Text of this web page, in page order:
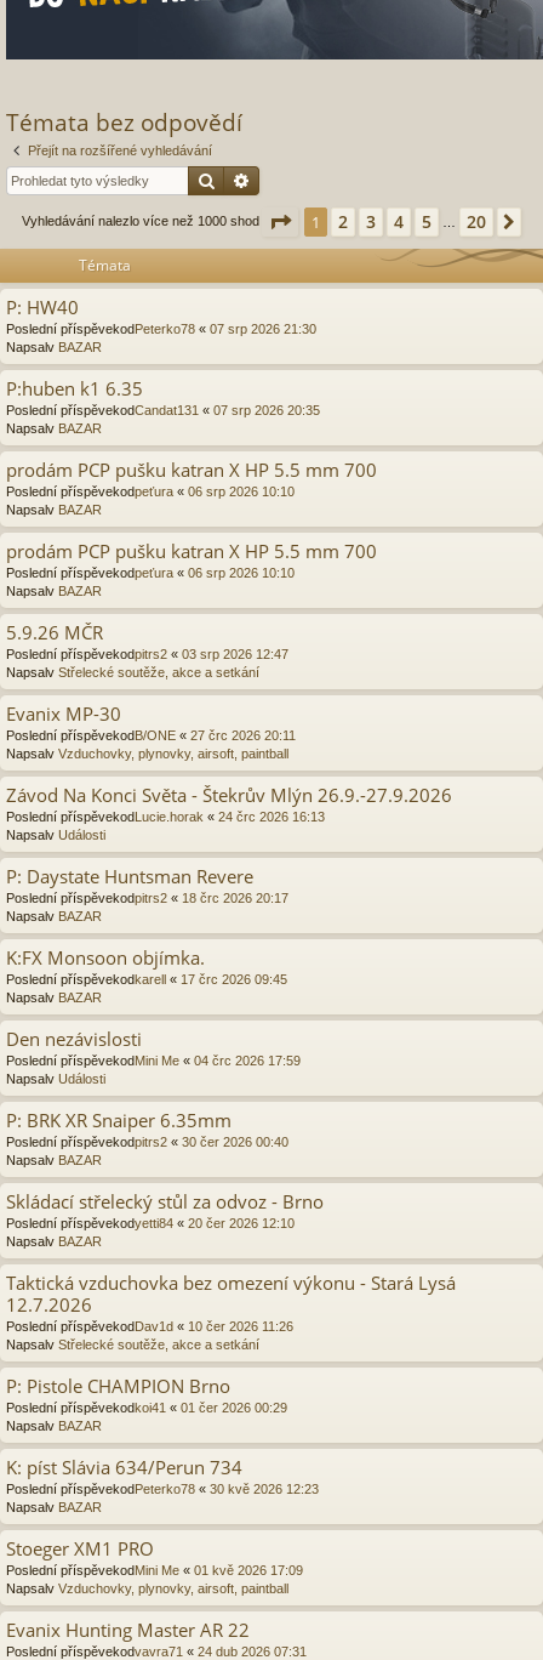
Témata bez odpovědí
Přejít na rozšířené vyhledávání
Hledat
Vyhledávání nalezlo více než 1000 shod Stránka 1z 20
1 2 3 4 5 20
Témata
P: HW40
Poslední příspěvekodPeterko78 « 07 srp 2026 21:30
Napsalv BAZAR
P:huben k1 6.35
Poslední příspěvekodCandat131 « 07 srp 2026 20:35
Napsalv BAZAR
prodám PCP pušku katran X HP 5.5 mm 700
Poslední příspěvekodpeťura « 06 srp 2026 10:10
Napsalv BAZAR
prodám PCP pušku katran X HP 5.5 mm 700
Poslední příspěvekodpeťura « 06 srp 2026 10:10
Napsalv BAZAR
5.9.26 MČR
Poslední příspěvekodpitrs2 « 03 srp 2026 12:47
Napsalv Střelecké soutěže, akce a setkání
Evanix MP-30
Poslední příspěvekodB/ONE « 27 črc 2026 20:11
Napsalv Vzduchovky, plynovky, airsoft, paintball
Závod Na Konci Světa - Štekrův Mlýn 26.9.-27.9.2026
Poslední příspěvekodLucie.horak « 24 črc 2026 16:13
Napsalv Události
P: Daystate Huntsman Revere
Poslední příspěvekodpitrs2 « 18 črc 2026 20:17
Napsalv BAZAR
K:FX Monsoon objímka.
Poslední příspěvekodkarell « 17 črc 2026 09:45
Napsalv BAZAR
Den nezávislosti
Poslední příspěvekodMini Me « 04 črc 2026 17:59
Napsalv Události
P: BRK XR Snaiper 6.35mm
Poslední příspěvekodpitrs2 « 30 čer 2026 00:40
Napsalv BAZAR
Skládací střelecký stůl za odvoz - Brno
Poslední příspěvekodyetti84 « 20 čer 2026 12:10
Napsalv BAZAR
Taktická vzduchovka bez omezení výkonu - Stará Lysá
12.7.2026
Poslední příspěvekodDav1d « 10 čer 2026 11:26
Napsalv Střelecké soutěže, akce a setkání
P: Pistole CHAMPION Brno
Poslední příspěvekodkoi41 « 01 čer 2026 00:29
Napsalv BAZAR
K: píst Slávia 634/Perun 734
Poslední příspěvekodPeterko78 « 30 kvě 2026 12:23
Napsalv BAZAR
Stoeger XM1 PRO
Poslední příspěvekodMini Me « 01 kvě 2026 17:09
Napsalv Vzduchovky, plynovky, airsoft, paintball
Evanix Hunting Master AR 22
Poslední příspěvekodvavra71 « 24 dub 2026 07:31